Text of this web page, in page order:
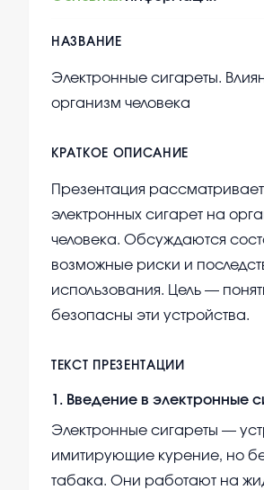
НАЗВАНИЕ
Электронные сигареты.
организм человека
КРАТКОЕ ОПИСАНИЕ
Презентация
электронных сигарет на
человека. Обсуждаются
возможные риски и
использования. Цель —
безопасны эти устройства.
ТЕКСТ ПРЕЗЕНТАЦИИ
1 . Введение в электронные
Электронные сигареты —
имитирующие курение, но
табака. Они работают на